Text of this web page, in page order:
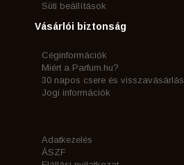
Süti beállítások
Vásárlói biztonság
Céginformációk
Miért a Parfum.hu?
30 napos csere és visszavásárlás
Jogi információk
Adatkezelés
ÁSZF